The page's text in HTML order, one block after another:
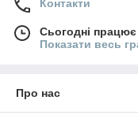
Контакти
Сьогодні
Показати весь
Про нас